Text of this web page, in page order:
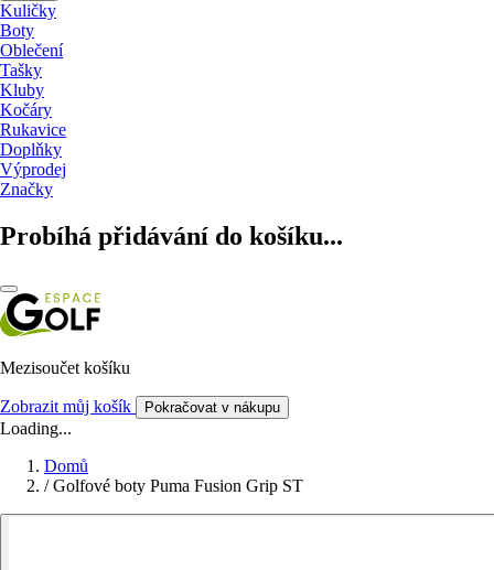
Kuličky
Boty
Oblečení
Tašky
Kluby
Kočáry
Rukavice
Doplňky
Výprodej
Značky
Probíhá přidávání do košíku...
Mezisoučet košíku
Zobrazit můj košík Pokračovat v nákupu
Loading...
Domů
/ Golfové boty Puma Fusion Grip ST